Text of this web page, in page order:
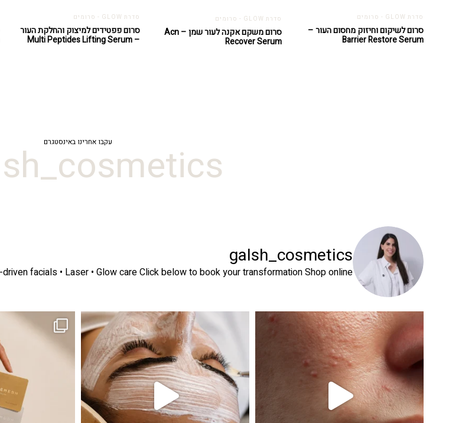
סדרת GLOW - סרומים
סרום לשיקום וחיזוק מחסום העור –
Barrier Restore Serum
סדרת GLOW - סרומים
סרום משקם אקנה לעור שמן – Acn
Recover Serum
סדרת GLOW - סרומים
סרום פפטידים למיצוק והחלקת העור
– Multi Peptides Lifting Serum
עקבו אחרינו באינסטגרם
galsh_cosmetics
facials • Laser • Glow careClick below to book your transformationShop online⬇️
טיפול פנים נכון הוא הרבה מעבר לניקוי העור. המטרה ה זה קורה! מועדון החברות שלנו סוף סוף נפתח. מהיום, אקנה הוא אחד